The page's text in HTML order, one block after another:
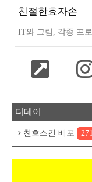
친절한효자손
IT와 그림, 각종 프
디데이
친효스킨 배포